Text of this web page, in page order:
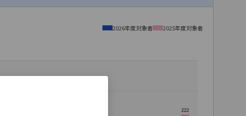
2026年度対象者 2025年度対象者
222